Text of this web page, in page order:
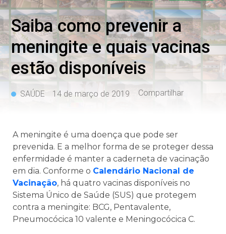
Saiba como prevenir a
meningite e quais vacinas
estão disponíveis
SAÚDE 14 de março de 2019 Compartilhar
A meningite é uma doença que pode ser
prevenida. E a melhor forma de se proteger dessa
enfermidade é manter a caderneta de vacinação
em dia. Conforme o Calendário Nacional de
Vacinação, há quatro vacinas disponíveis no
Sistema Único de Saúde (SUS) que protegem
contra a meningite: BCG, Pentavalente,
Pneumocócica 10 valente e Meningocócica C.